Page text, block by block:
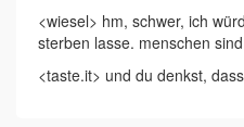
<wiesel> hm, schwer, ich
sterben lasse. menschen
<taste.it> und du denkst,